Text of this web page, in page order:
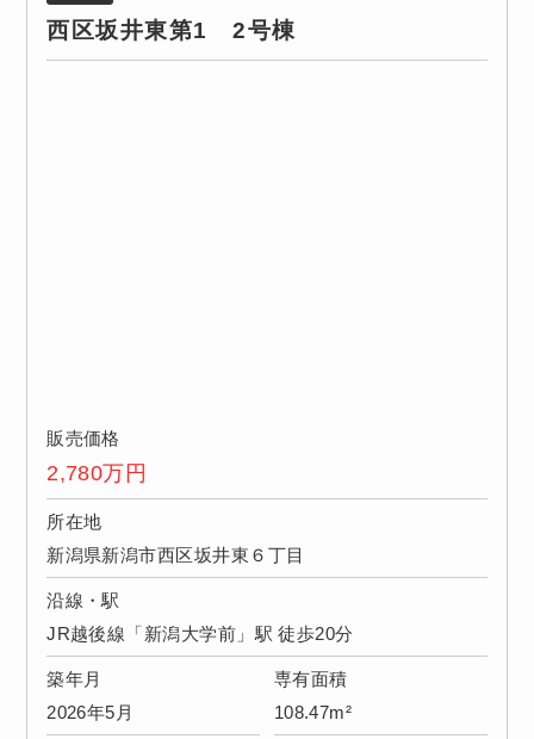
西区坂井東第1 2号棟
販売価格
2,780万円
所在地
新潟県新潟市西区坂井東６丁目
沿線・駅
JR越後線「新潟大学前」駅 徒歩20分
築年月
2026年5月
専有面積
108.47m²